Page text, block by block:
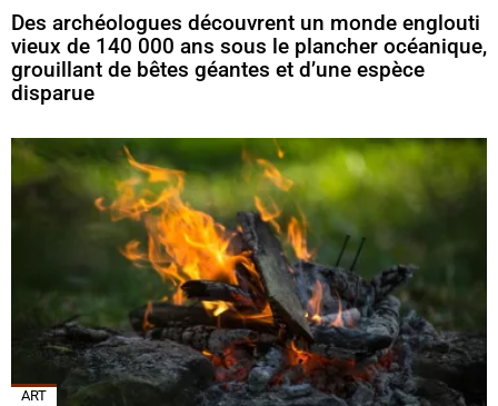
Des archéologues découvrent un monde englouti
vieux de 140 000 ans sous le plancher océanique,
grouillant de bêtes géantes et d’une espèce
disparue
ART